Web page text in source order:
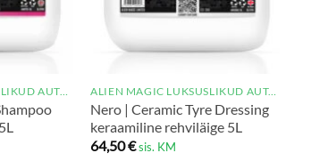
ALIEN MAGIC LUKSUSLIKUD AUTOHOOLDUSTOOTED ALIEN MAGIC LUKSUSLIKUD AUTOHOOLDUSTOOTED
Nero | Ceramic Tyre Dressing
keraamiline rehviläige 5L
64,50€sis. KM